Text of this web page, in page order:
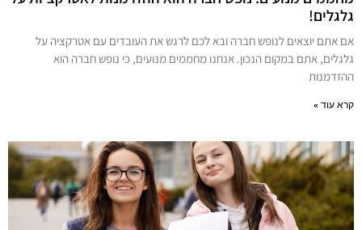
גלגלים!
אם אתם יוצאים לנופש חברה ובא לכם לרגש את העובדים עם אטרקציה על
גלגלים, אתם במקום הנכון. אנחנו מחממים מנועים, כי נופש חברה הוא
ההזדמנות
קרא עוד »